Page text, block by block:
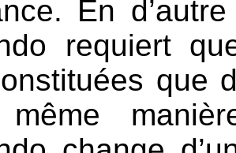
En
requiert
que